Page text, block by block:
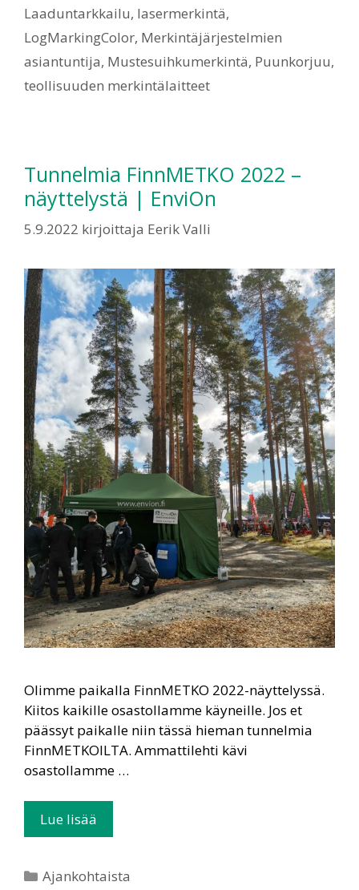
Laaduntarkkailu, lasermerkintä,
LogMarkingColor, Merkintäjärjestelmien
asiantuntija, Mustesuihkumerkintä, Puunkorjuu,
teollisuuden merkintälaitteet
Tunnelmia FinnMETKO 2022 –
näyttelystä | EnviOn
5.9.2022 kirjoittaja Eerik Valli
Olimme paikalla FinnMETKO 2022-näyttelyssä.
Kiitos kaikille osastollamme käyneille. Jos et
päässyt paikalle niin tässä hieman tunnelmia
FinnMETKOILTA. Ammattilehti kävi
osastollamme …
Lue lisää
Ajankohtaista